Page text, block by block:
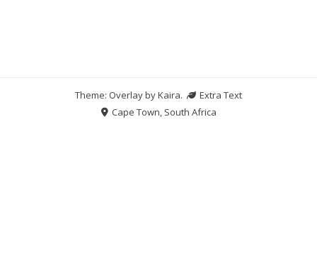
Theme: Overlay byKaira.
Extra Text
Cape Town, South Africa